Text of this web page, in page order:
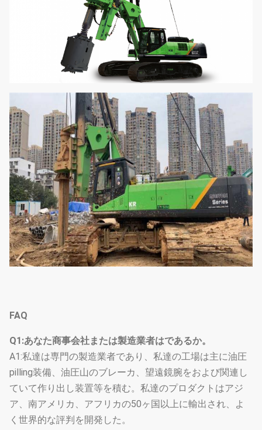
を立てりなさい
°
システム圧力 34.3
mpa 4
最高。歩く速度 km/h
最高。引き力 kN 560
作動の高さ mm 22903
作動の幅 mm 4300
輸送の高さ mm 3660
輸送の幅 mm 3000
輸送の長さ mm 16525
FAQ
Q1:あなた商事会社または製造業者はであるか。
A1:私達は専門の製造業者であり、私達の工場は主に油圧
pilling装備、油圧山のブレーカ、望遠鏡腕をおよび関連し
ていて作り出し装置等を積む。私達のプロダクトはアジ
ア、南アメリカ、アフリカの50ヶ国以上に輸出され、よ
く世界的な評判を開発した。